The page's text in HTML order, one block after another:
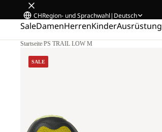
CHRegion- und Sprachwahl| Deutsch
SaleDamenHerrenKinderAusrüstung
Startseite/PS TRAIL LOW M
SALE